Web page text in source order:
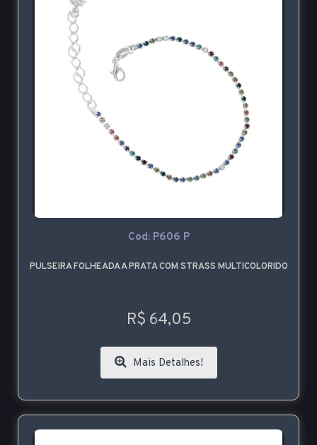
Cod: P606 P
PULSEIRA FOLHEADA A PRATA COM STRASS MULTICOLORIDO
R$ 64,05
Mais Detalhes!